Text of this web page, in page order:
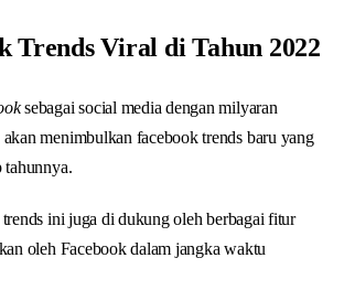
Trends Viral di Tahun 2022
sebagai social media dengan milyaran
menimbulkan facebook trends baru yang
tahunnya.
ini juga di dukung oleh berbagai fitur
oleh Facebook dalam jangka waktu